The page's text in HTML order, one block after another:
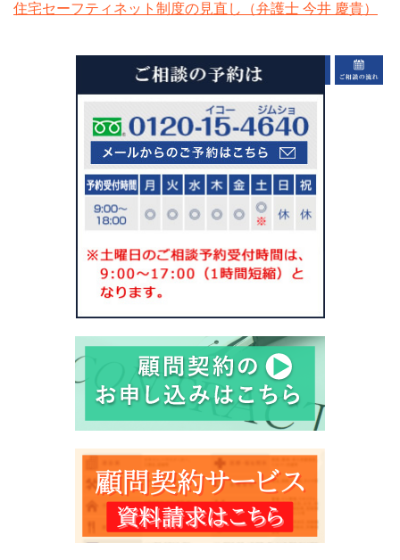
住宅セーフティネット制度の見直し（弁護士 今井 慶貴）